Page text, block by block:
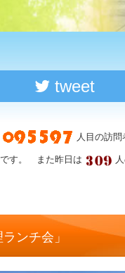
tweet
人目の訪
す。 また昨日は
ンチ会」